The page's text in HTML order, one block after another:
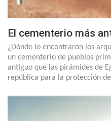
El cementerio más
¿Dónde lo encontraron los
un cementerio de pueblos
antiguo que las pirámides de
república para la protección